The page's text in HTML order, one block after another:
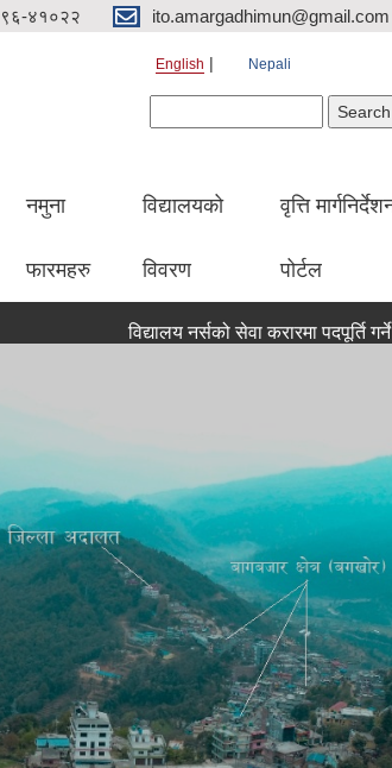
४१०२२ ito.amargadhimun@gmail.com
English Nepali
नमुना
फारमहरु
विद्यालयको
विवरण
वृत्ति
पोर्टल
विद्यालय नर्सको सेवा करारमा पदपूर्ति गर्ने सम्वन्धी